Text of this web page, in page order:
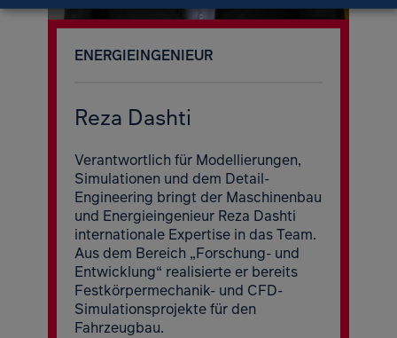
ENERGIEINGENIEUR
Reza Dashti
Verantwortlich für Modellierungen,
Simulationen und dem Detail-
Engineering bringt der Maschinenbau
und Energieingenieur Reza Dashti
internationale Expertise in das Team.
Aus dem Bereich „Forschung- und
Entwicklung“ realisierte er bereits
Festkörpermechanik- und CFD-
Simulationsprojekte für den
Fahrzeugbau.